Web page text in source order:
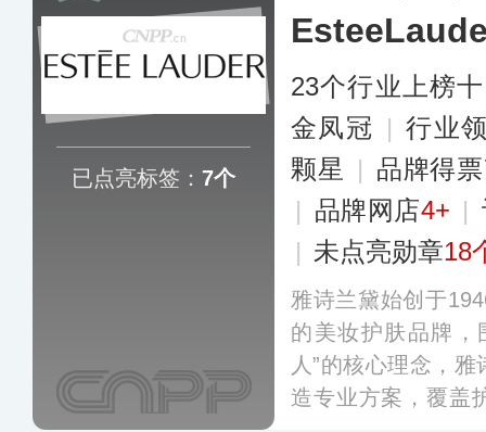
已点亮标签： 7个
23个行业上榜
金凤冠 | 行业
颗星
| 品牌得票
| 品牌网店4+ |
| 未点亮勋章18
雅诗兰黛始创于
的美妆护肤品牌，
人”的核心理念，
造专业方案，覆盖